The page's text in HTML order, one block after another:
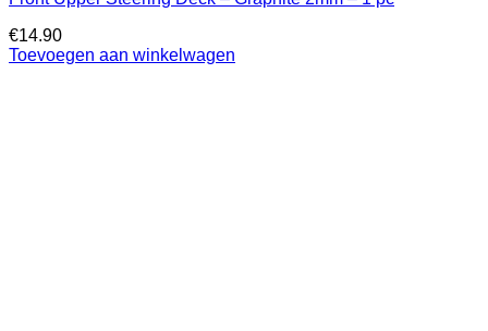
€14.90
Toevoegen aan winkelwagen